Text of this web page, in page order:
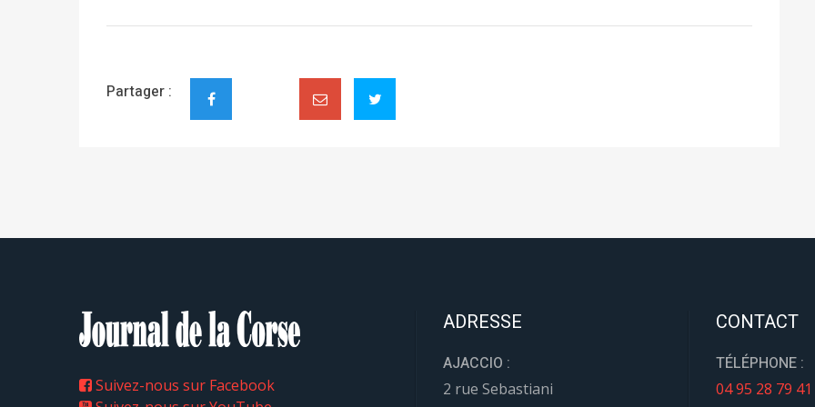
Partager :
Suivez-nous sur Facebook
ADRESSE
AJACCIO :
2 rue Sebastiani
CONTACT
TÉLÉPHONE :
04 95 28 79 41